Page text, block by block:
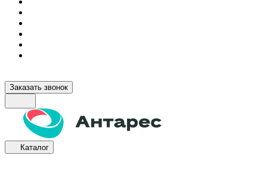
Заказать звонок
Каталог